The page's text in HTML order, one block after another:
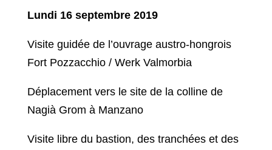
Lundi 16 septembre 2019
Visite guidée de l’ouvrage austro-hongrois
Fort Pozzacchio / Werk Valmorbia
Déplacement vers le site de la colline de
Nagià Grom à Manzano
Visite libre du bastion, des tranchées et des